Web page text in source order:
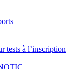
tests à l’inscription